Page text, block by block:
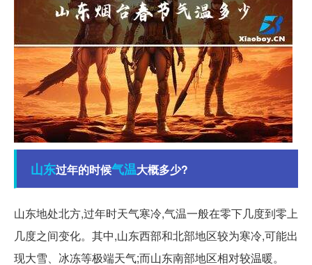
山东过年的时候气温大概多少?
山东地处北方,过年时天气寒冷,气温一般在零下几度到零上
几度之间变化。其中,山东西部和北部地区较为寒冷,可能出
现大雪、冰冻等极端天气;而山东南部地区相对较温暖。